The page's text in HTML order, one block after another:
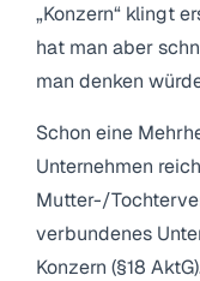
„Konzern“ klingt
hat man aber
man denken
Schon eine
Unternehmen
Mutter-/
verbundenes
Konzern (§18